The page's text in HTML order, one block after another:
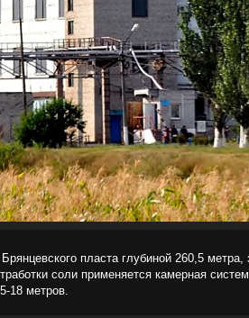
пласта глубиной 260,5
соли применяется камерная
18 метров.